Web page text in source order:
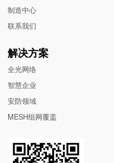
制造中心
联系我们
解决方案
全光网络
智慧企业
安防领域
MESH组网覆盖